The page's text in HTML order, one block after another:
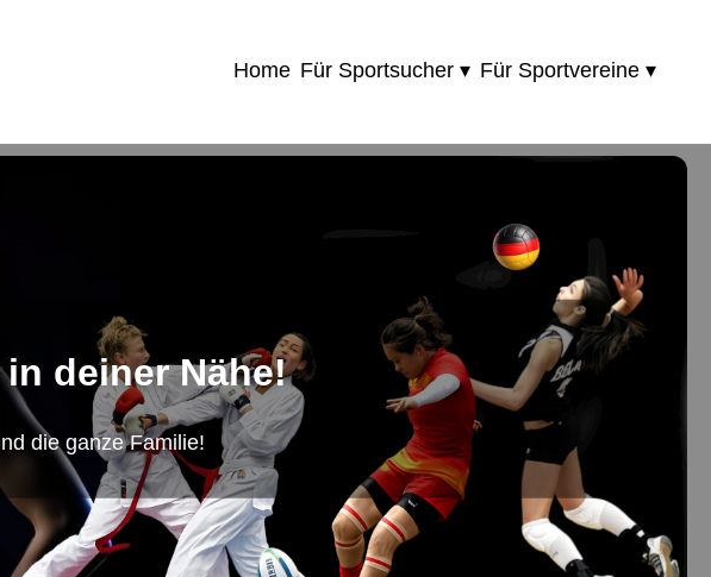
Home Für Sportsucher ▾ Für Sportvereine ▾
deiner Nähe!
die ganze Familie!